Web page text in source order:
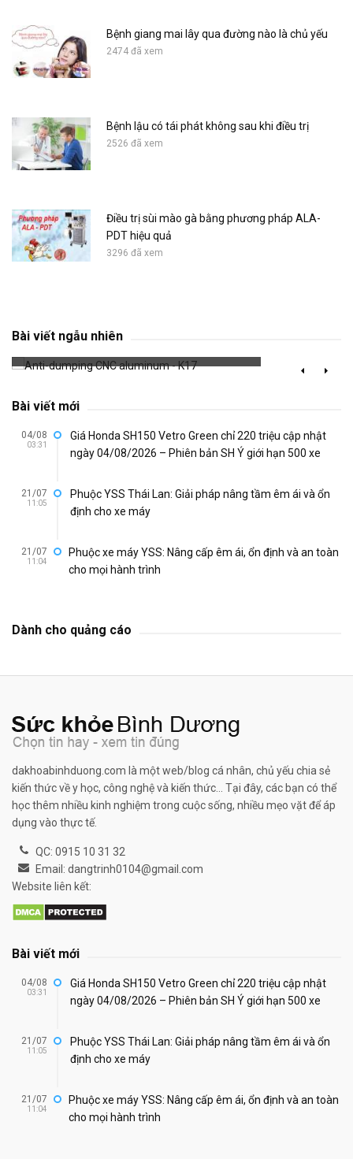
Bệnh giang mai lây qua đường nào là chủ yếu
2474 đã xem
Bệnh lậu có tái phát không sau khi điều trị
2526 đã xem
Điều trị sùi mào gà bằng phương pháp ALA-
PDT hiệu quả
3296 đã xem
Bài viết ngẫu nhiên
Anti-dumping CNC aluminum - K17
654 đã xem
Bài viết mới
04/08
03:31
Giá Honda SH150 Vetro Green chỉ 220 triệu cập nhật
ngày 04/08/2026 – Phiên bản SH Ý giới hạn 500 xe
21/07
11:05
Phuộc YSS Thái Lan: Giải pháp nâng tầm êm ái và ổn
định cho xe máy
21/07
11:04
Phuộc xe máy YSS: Nâng cấp êm ái, ổn định và an toàn
cho mọi hành trình
Dành cho quảng cáo
dakhoabinhduong.com là một web/blog cá nhân, chủ yếu chia sẻ
kiến thức về y học, công nghệ và kiến thức... Tại đây, các bạn có thể
học thêm nhiều kinh nghiệm trong cuộc sống, nhiều mẹo vặt để áp
dụng vào thực tế.
QC: 0915 10 31 32
Email: dangtrinh0104@gmail.com
Website liên kết:
Bài viết mới
04/08
03:31
Giá Honda SH150 Vetro Green chỉ 220 triệu cập nhật
ngày 04/08/2026 – Phiên bản SH Ý giới hạn 500 xe
21/07
11:05
Phuộc YSS Thái Lan: Giải pháp nâng tầm êm ái và ổn
định cho xe máy
21/07
11:04
Phuộc xe máy YSS: Nâng cấp êm ái, ổn định và an toàn
cho mọi hành trình